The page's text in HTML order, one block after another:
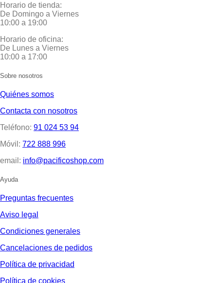
Horario de tienda:
De Domingo a Viernes
10:00 a 19:00
Horario de oficina:
De Lunes a Viernes
10:00 a 17:00
Sobre nosotros
Quiénes somos
Contacta con nosotros
Teléfono: 91 024 53 94
Móvil: 722 888 996
email: info@pacificoshop.com
Ayuda
Preguntas frecuentes
Aviso legal
Condiciones generales
Cancelaciones de pedidos
Política de privacidad
Política de cookies